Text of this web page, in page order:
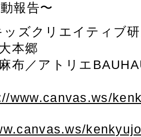
報告〜
ッズクリエイティブ
本郷
布／アトリエ
www.canvas.ws/